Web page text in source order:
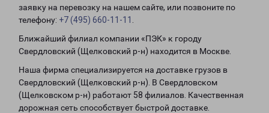
заявку на перевозку на нашем сайте, или позвоните по
телефону: +7 (495) 660-11-11
Ближайший филиал компании «ПЭК» к городу
Свердловский (Щелковский р-н) находится в Москве.
Наша фирма специализируется на доставке грузов в
Свердловский (Щелковский р-н). В Свердловском
(Щелковском р-н) работают 58 филиалов. Качественная
дорожная сеть способствует быстрой доставке.